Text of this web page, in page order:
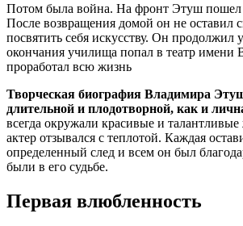
Потом была война. На фронт Этуш пошел
После возвращения домой он не оставил
посвятить себя искусству. Он продолжил
окончания училища попал в театр имени
проработал всю жизнь
Творческая биография Владимира
длительной и плодотворной, как и
всегда окружали красивые и
актер отзывался с теплотой. Каждая
определенный след и всем он был
были в его судьбе.
Первая влюбленность